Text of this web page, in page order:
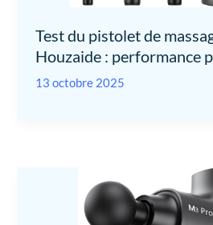
Test du pistolet de
Houzaide : performance
13 octobre 2025